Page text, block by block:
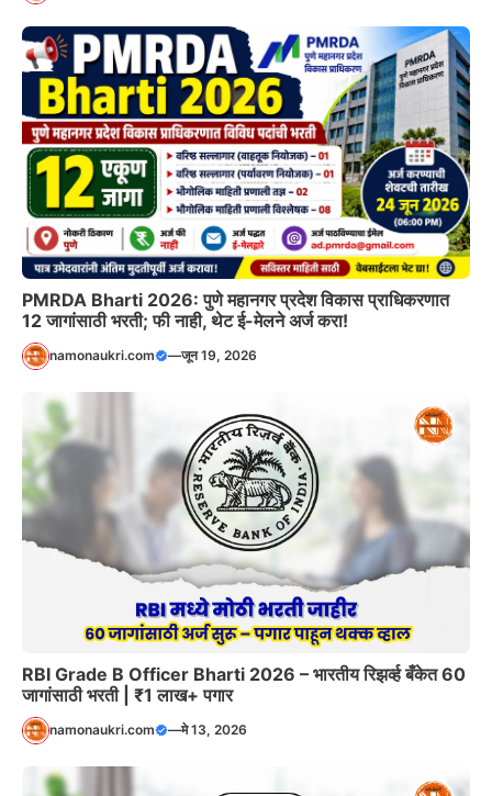
PMRDA Bharti 2026: पुणे महानगर प्रदेश विकास प्राधिकरणात
12 जागांसाठी भरती; फी नाही, थेट ई-मेलने अर्ज करा!
namonaukri.com —जून 19, 2026
RBI Grade B Officer Bharti 2026 – भारतीय रिझर्व्ह बँकेत 60
जागांसाठी भरती | ₹1 लाख+ पगार
namonaukri.com —मे 13, 2026